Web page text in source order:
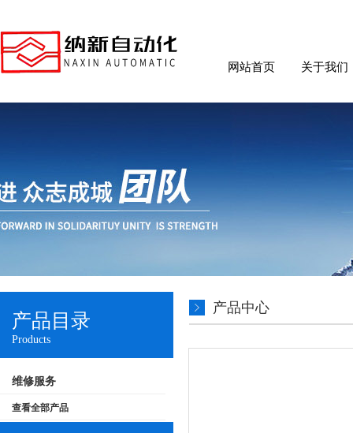
网站首页 关于我们
产品目录
Products
维修服务
查看全部产品
产品中心